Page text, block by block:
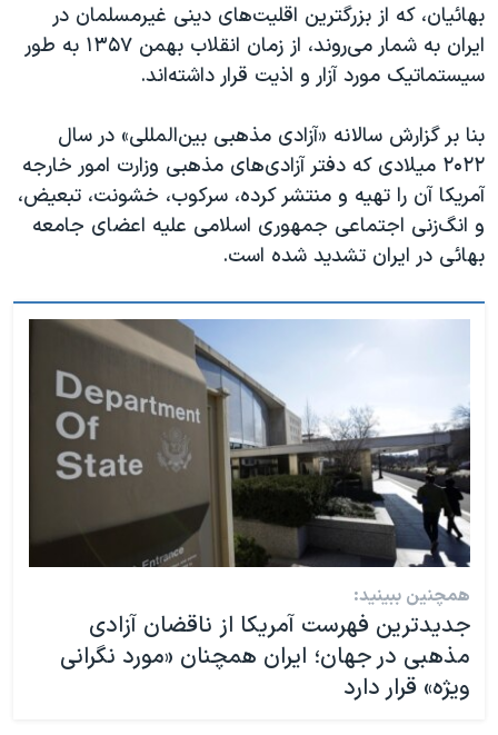
بهائیان، که از بزرگترین اقلیت‌های دینی غیرمسلمان در
ایران به شمار می‌روند، از زمان انقلاب بهمن ۱۳۵۷ به طور
سیستماتیک مورد آزار و اذیت قرار داشته‌اند.
بنا بر گزارش سالانه «آزادی مذهبی بین‌المللی» در سال
۲۰۲۲ میلادی که دفتر آزادی‌های مذهبی وزارت امور خارجه
آمریکا آن را تهیه و منتشر کرده، سرکوب، خشونت، تبعیض،
و انگ‌زنی اجتماعی جمهوری اسلامی علیه اعضای جامعه
بهائی در ایران تشدید شده است.
همچنین ببینید:
جدیدترین فهرست آمریکا از ناقضان آزادی‌
مذهبی در جهان؛ ایران همچنان «مورد نگرانی
ویژه» قرار دارد